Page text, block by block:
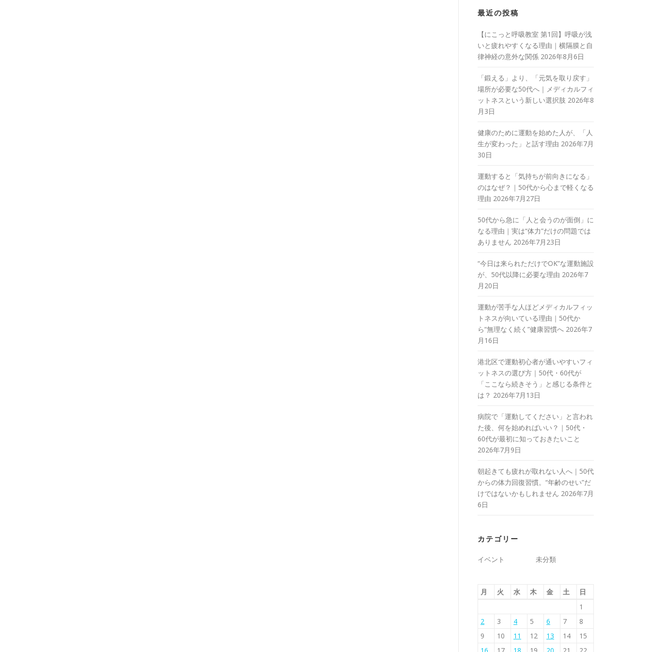
最近の投稿
【にこっと呼吸教室 第1回】呼吸が浅
いと疲れやすくなる理由｜横隔膜と自
律神経の意外な関係 2026年8月6日
「鍛える」より、「元気を取り戻す」
場所が必要な50代へ｜メディカルフィ
ットネスという新しい選択肢 2026年8
月3日
健康のために運動を始めた人が、「人
生が変わった」と話す理由 2026年7月
30日
運動すると「気持ちが前向きになる」
のはなぜ？｜50代から心まで軽くなる
理由 2026年7月27日
50代から急に「人と会うのが面倒」に
なる理由｜実は“体力”だけの問題では
ありません 2026年7月23日
“今日は来られただけでOK”な運動施設
が、50代以降に必要な理由 2026年7
月20日
運動が苦手な人ほどメディカルフィッ
トネスが向いている理由｜50代か
ら“無理なく続く”健康習慣へ 2026年7
月16日
港北区で運動初心者が通いやすいフィ
ットネスの選び方｜50代・60代が
「ここなら続きそう」と感じる条件と
は？ 2026年7月13日
病院で「運動してください」と言われ
た後、何を始めればいい？｜50代・
60代が最初に知っておきたいこと
2026年7月9日
朝起きても疲れが取れない人へ｜50代
からの体力回復習慣。“年齢のせい”だ
けではないかもしれません 2026年7月
6日
カテゴリー
イベント 未分類
月 火 水 木 金 土
日
1
2
3 4 5 6 7
8
9
10 11 12 13 14
15